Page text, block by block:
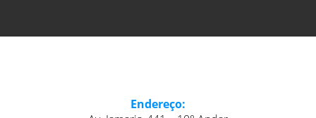
Endereço: